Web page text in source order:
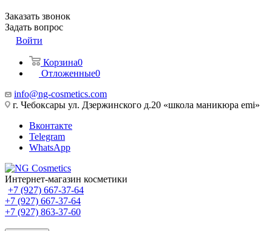
Заказать звонок
Задать вопрос
Войти
Корзина0
Отложенные0
info@ng-cosmetics.com
г. Чебоксары ул. Дзержинского д.20 «школа маникюра emi»
Вконтакте
Telegram
WhatsApp
Интернет-магазин косметики
+7 (927) 667-37-64
+7 (927) 667-37-64
+7 (927) 863-37-60